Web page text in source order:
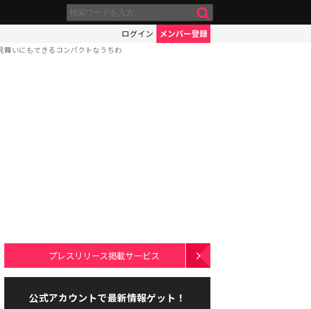
ログイン メンバー登録
いにもできるコンパクトなうちわ
プレスリリース掲載サービス
公式アカウントで最新情報ゲット！